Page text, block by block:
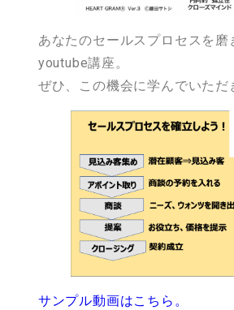
あなたのセールスプロセスを磨
youtube講座。
ぜひ、この機会に学んでいただ
サンプル動画はこちら。